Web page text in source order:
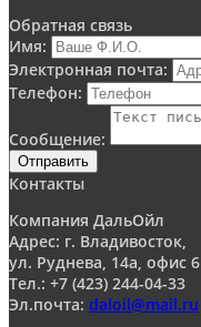
Обратная связь
Имя:
Электронная почта:
Телефон:
Сообщение:
Отправить
Контакты
Компания ДальОйл
Адрес: г. Владивосток,
ул. Руднева, 14а, офис 6
Тел.: +7 (423) 244-04-33
Эл.почта: daloil@mail.ru